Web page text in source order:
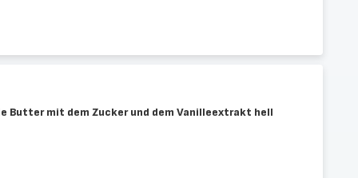
Butter mit dem Zucker und dem Vanilleextrakt hell